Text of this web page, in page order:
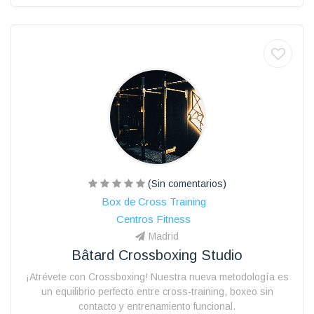
(Sin comentarios)
Box de Cross Training
Centros Fitness
Madrid
Bâtard Crossboxing Studio
¡Atrévete con Crossboxing! Nuestra nueva metodología es
un equilibrio perfecto entre cross-training, boxeo sin
contacto y entrenamiento funcional.